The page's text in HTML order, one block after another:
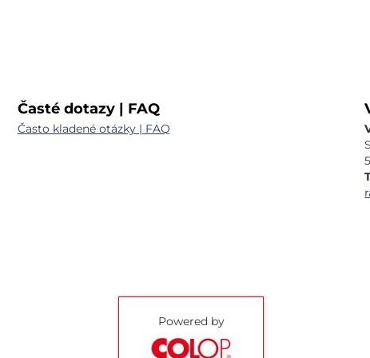
Časté dotazy | FAQ
Často kladené otázky | FAQ
Powered by